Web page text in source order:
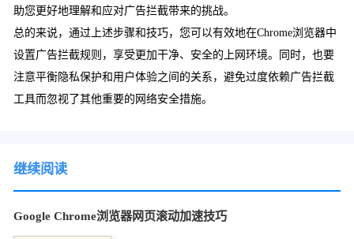
助您更好地理解和应对广告拦截带来的挑战。
总的来说，通过上述步骤和技巧，您可以有效地在Chrome浏览器中
设置广告拦截规则，享受更加干净、安全的上网环境。同时，也要
注意平衡隐私保护和用户体验之间的关系，避免过度依赖广告拦截
工具而忽视了其他重要的网络安全措施。
继续阅读
Google Chrome浏览器网页滚动加速技巧